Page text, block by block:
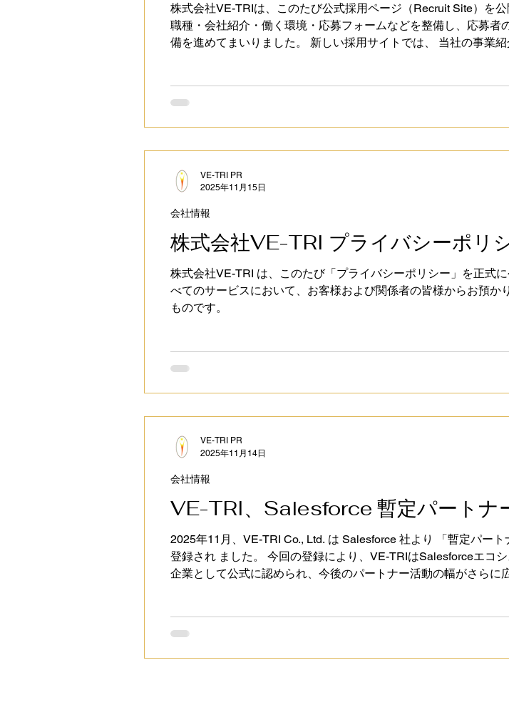
株式会社VE-TRIは、このたび公式採用ページ（Recruit Site）を
職種・会社紹介・働く環境・応募フォームなどを整備し、応募
備を進めてまいりました。 新しい採用サイトでは、 当社の事業
株式会社VE-TRI プライバシーポリ
株式会社VE-TRI は、このたび「プライバシーポリシー」を正式
べてのサービスにおいて、お客様および関係者の皆様からお預
ものです。
会社情報
VE-TRI PR
2025年11月15日
VE-TRI、Salesforce 暫定パートナ
2025年11月、VE-TRI Co., Ltd. は Salesforce 社より 「暫定パー
登録され ました。 今回の登録により、VE-TRIはSalesforceエコ
企業として公式に認められ、今後のパートナー活動の幅がさら
会社情報
VE-TRI PR
2025年11月14日